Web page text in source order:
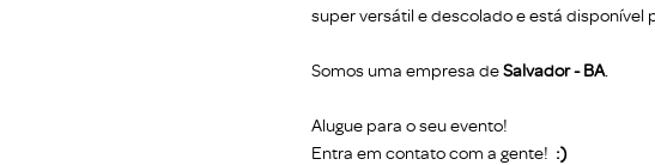
super versátil e descolado e está disponível
Somos uma empresa deSalvador - BA.
Alugue para o seu evento!
Entra em contato com a gente! :)